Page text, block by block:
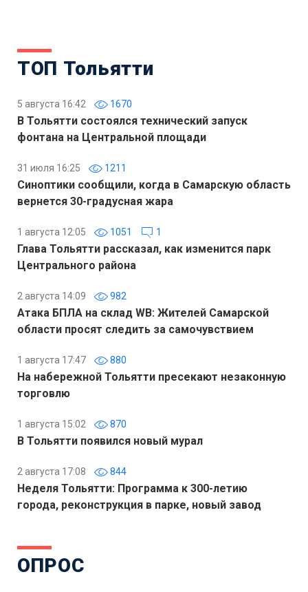
ТОП Тольятти
5 августа 16:42 1670
В Тольятти состоялся технический запуск
фонтана на Центральной площади
31 июля 16:25 1211
Синоптики сообщили, когда в Самарскую область
вернется 30-градусная жара
1 августа 12:05 1051 1
Глава Тольятти рассказал, как изменится парк
Центрального района
2 августа 14:09 982
Атака БПЛА на склад WB: Жителей Самарской
области просят следить за самочувствием
1 августа 17:47 880
На набережной Тольятти пресекают незаконную
торговлю
1 августа 15:02 870
В Тольятти появился новый мурал
2 августа 17:08 844
Неделя Тольятти: Программа к 300-летию
города, реконструкция в парке, новый завод
ОПРОС